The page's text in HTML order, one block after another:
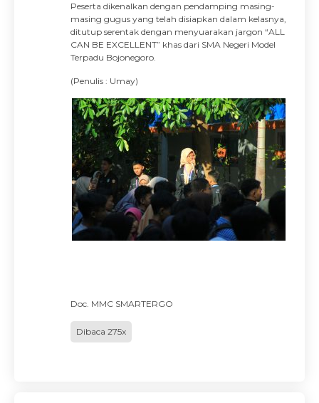
Peserta dikenalkan dengan pendamping masing-
masing gugus yang telah disiapkan dalam kelasnya,
ditutup serentak dengan menyuarakan jargon “ALL
CAN BE EXCELLENT” khas dari SMA Negeri Model
Terpadu Bojonegoro.
(Penulis : Umay)
Doc. MMC SMARTERGO
Dibaca 275x